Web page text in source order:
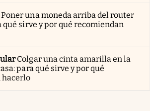
Poner una moneda arriba del router
qué sirve y por qué recomiendan
Colgar una cinta amarilla en la
para qué sirve y por qué
hacerlo